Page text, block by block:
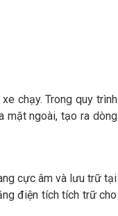
chạy. Trong quy trình
mặt ngoài, tạo ra dòng
cực âm và lưu trữ tại
điện tích tích trữ cho